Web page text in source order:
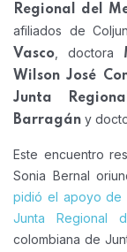
Regional del
afiliados de
Vasco , doctora
Wilson José
Junta
Barragán y
Este encuentro
Sonia Bernal
pidió el apoyo de
Junta Regional
colombiana de